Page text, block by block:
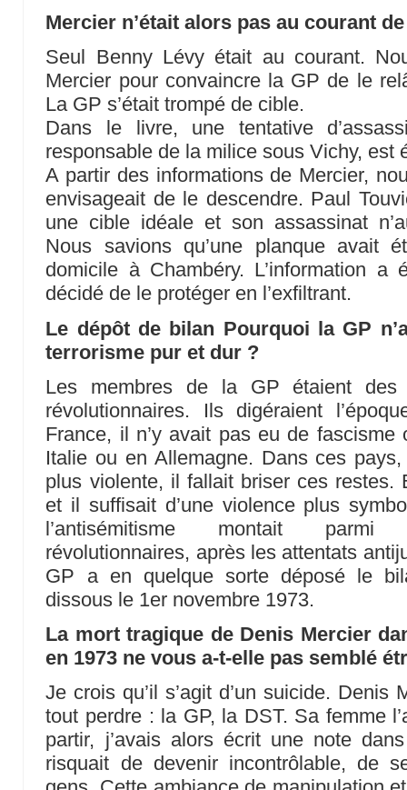
Mercier n’était alors pas au courant
Seul Benny Lévy était au courant.
Mercier pour convaincre la GP de le
La GP s’était trompé de cible.
Dans le livre, une tentative
responsable de la milice sous Vichy, est
A partir des informations de Mercier,
envisageait de le descendre. Paul
une cible idéale et son assassinat
Nous savions qu’une planque avait
domicile à Chambéry. L’information
décidé de le protéger en l’exfiltrant.
Le dépôt de bilan Pourquoi la GP
terrorisme pur et dur ?
Les membres de la GP étaient des
révolutionnaires. Ils digéraient
France, il n’y avait pas eu de
Italie ou en Allemagne. Dans ces
plus violente, il fallait briser ces restes.
et il suffisait d’une violence plus
l’antisémitisme montait parmi
révolutionnaires, après les attentats
GP a en quelque sorte déposé le
dissous le 1er novembre 1973.
La mort tragique de Denis Mercier
en 1973 ne vous a-t-elle pas semblé
Je crois qu’il s’agit d’un suicide.
tout perdre : la GP, la DST. Sa femme
partir, j’avais alors écrit une note
risquait de devenir incontrôlable, de